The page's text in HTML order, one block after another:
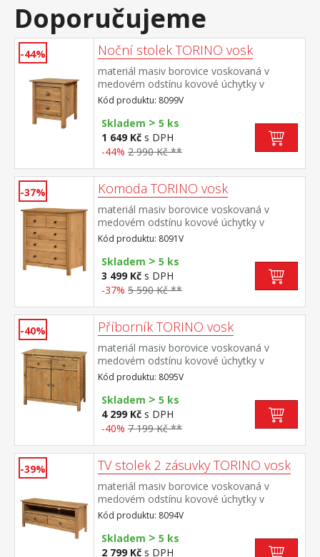
Doporučujeme
-44% Noční stolek TORINO vosk
materiál masiv borovice voskovaná v
medovém odstínu kovové úchytky v
barevném provedení černěná mosaz 2
zásuvky s kovovými pojezdy
Kód produktu: 8099V
Skladem > 5 ks
1 649 Kč s DPH
-44% 2 990 Kč **
-37% Komoda TORINO vosk
materiál masiv borovice voskovaná v
medovém odstínu kovové úchytky v
barevném provedení černěná mosaz 2
menší a 3 větší zásuvky s kovovými pojezdy
Kód produktu: 8091V
Skladem > 5 ks
3 499 Kč s DPH
-37% 5 590 Kč **
-40% Příborník TORINO vosk
materiál masiv borovice voskovaná v
medovém odstínu kovové úchytky v
barevném provedení černěná mosaz 2
zásuvky s kovovými pojezdy, 2 plné dveře,
1 police vhodný doplněk nástavec 8096V
Kód produktu: 8095V
Skladem > 5 ks
4 299 Kč s DPH
-40% 7 199 Kč **
-39% TV stolek 2 zásuvky TORINO vosk
materiál masiv borovice voskovaná v
medovém odstínu kovové úchytky v
barevném provedení černěná mosaz 2
zásuvky s kovovými pojezdy, 1
police maximální doporučené zatížení horní
desky do 50 kg
Kód produktu: 8094V
Skladem > 5 ks
2 799 Kč s DPH